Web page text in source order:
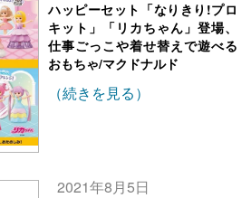
ハッピーセット「なりきり!プロ
キット」「リカちゃん」登場、
仕事ごっこや着せ替えで遊べる
おもちゃ/マクドナルド
（続きを見る）
2021年8月5日